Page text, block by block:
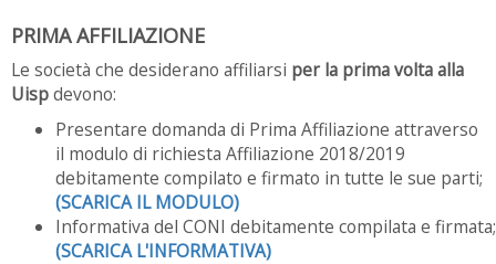
PRIMA AFFILIAZIONE
Le società che desiderano affiliarsi per la prima volta alla
Uispdevono:
Presentare domanda di Prima Affiliazione attraverso
il modulo di richiesta Affiliazione 2018/2019
debitamente compilato e firmato in tutte le sue parti;
(SCARICA IL MODULO)
Informativa del CONI debitamente compilata e firmata;
(SCARICA L'INFORMATIVA)